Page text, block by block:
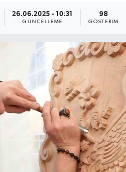
26.06.2025 - 10:31
GÜNCELLEME
98
GÖSTERIM